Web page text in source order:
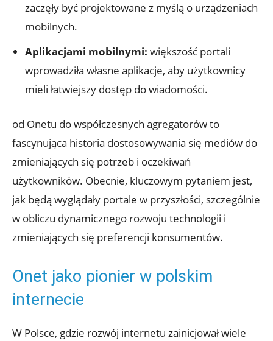
zaczęły być projektowane z myślą o urządzeniach
mobilnych.
Aplikacjami mobilnymi: większość portali
wprowadziła własne aplikacje, aby użytkownicy
mieli łatwiejszy dostęp do wiadomości.
od Onetu do współczesnych agregatorów to
fascynująca historia dostosowywania się mediów do
zmieniających się potrzeb i oczekiwań
użytkowników. Obecnie, kluczowym pytaniem jest,
jak będą wyglądały portale w przyszłości, szczególnie
w obliczu dynamicznego rozwoju technologii i
zmieniających się preferencji konsumentów.
Onet jako pionier w polskim
internecie
W Polsce, gdzie rozwój internetu zainicjował wiele